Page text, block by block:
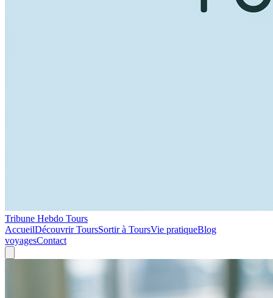
Tribune Hebdo Tours
AccueilDécouvrir ToursSortir à ToursVie pratiqueBlog
voyagesContact